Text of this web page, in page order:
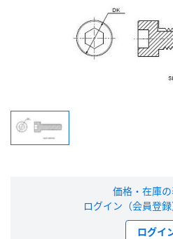
価格・在庫
ログイン（会員登
ログイ
会社・学校・研究機関名
※新規会員登録をお申し込み頂いてから本
があります。また当社の判断によりお断り